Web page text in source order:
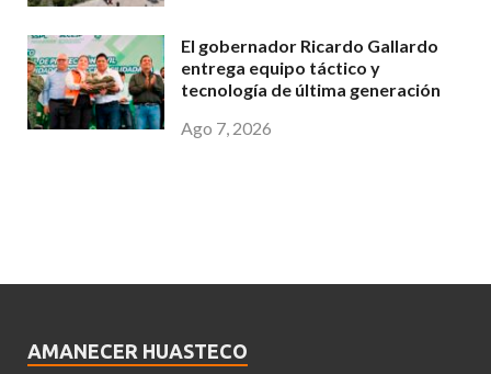
El gobernador Ricardo Gallardo
entrega equipo táctico y
tecnología de última generación
Ago 7, 2026
AMANECER HUASTECO